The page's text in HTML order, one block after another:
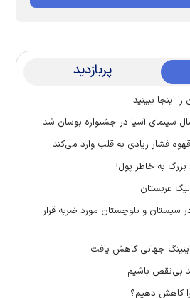
پربازدید
اینجا ببینید
سال سینمای آسیا در جشنواره بوسان شد
بزرگ به خاطر پول!
عربستان
سیستان و بلوچستان مورد ضربه قرار
بی‌نقص باشیم
کاهش دهیم؟